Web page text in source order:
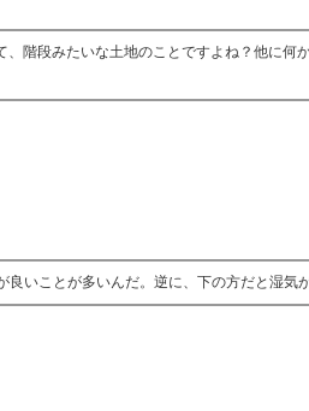
、階段みたいな土地のことですよね？他に何
いことが多いんだ。逆に、下の方だと湿気